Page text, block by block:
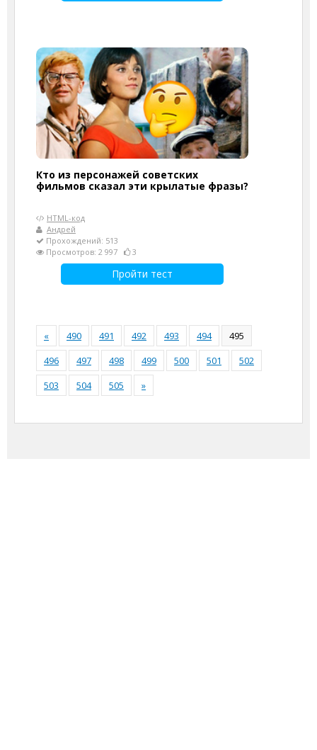
Кто из персонажей советских
фильмов сказал эти крылатые фразы?
HTML-код
Андрей
Прохождений: 513
Просмотров: 2 997
3
Пройти тест
« 490 491 492 493 494
495
496
497 498 499 500 501
502
503
504 505 »